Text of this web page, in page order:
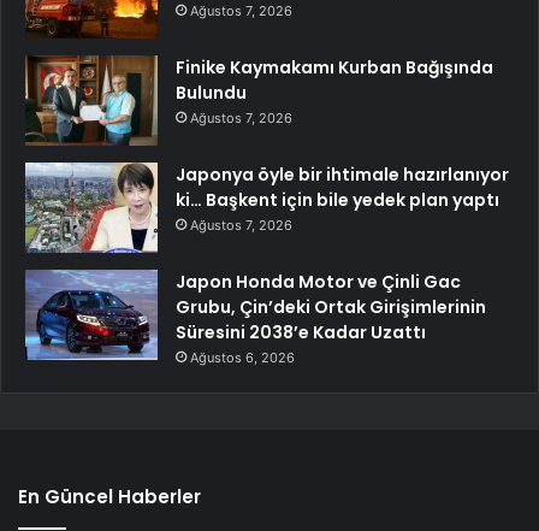
Ağustos 7, 2026
Finike Kaymakamı Kurban Bağışında
Bulundu
Ağustos 7, 2026
Japonya öyle bir ihtimale hazırlanıyor
ki… Başkent için bile yedek plan yaptı
Ağustos 7, 2026
Japon Honda Motor ve Çinli Gac
Grubu, Çin’deki Ortak Girişimlerinin
Süresini 2038’e Kadar Uzattı
Ağustos 6, 2026
En Güncel Haberler